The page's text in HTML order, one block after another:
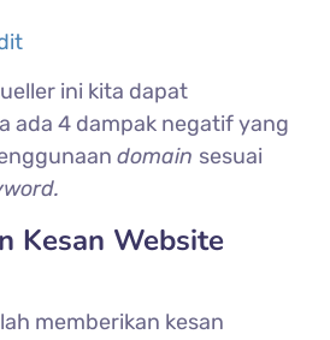
ini kita dapat
ada 4 dampak negatif yang
domain sesuai
Kesan Website
memberikan kesan